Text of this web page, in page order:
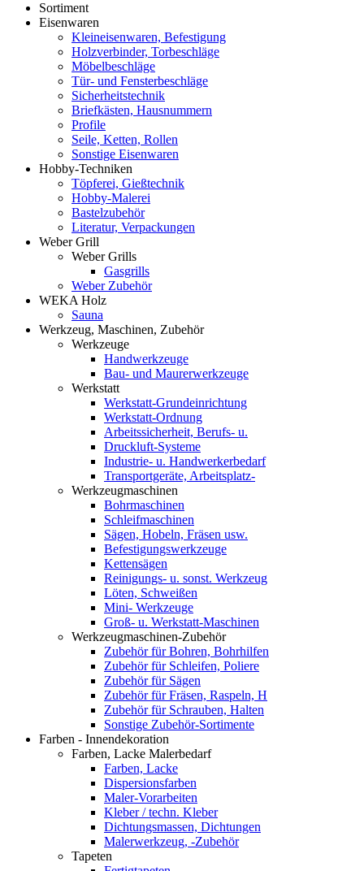
Sortiment
Eisenwaren
Kleineisenwaren, Befestigung
Holzverbinder, Torbeschläge
Möbelbeschläge
Tür- und Fensterbeschläge
Sicherheitstechnik
Briefkästen, Hausnummern
Profile
Seile, Ketten, Rollen
Sonstige Eisenwaren
Hobby-Techniken
Töpferei, Gießtechnik
Hobby-Malerei
Bastelzubehör
Literatur, Verpackungen
Weber Grill
Weber Grills
Gasgrills
Weber Zubehör
WEKA Holz
Sauna
Werkzeug, Maschinen, Zubehör
Werkzeuge
Handwerkzeuge
Bau- und Maurerwerkzeuge
Werkstatt
Werkstatt-Grundeinrichtung
Werkstatt-Ordnung
Arbeitssicherheit, Berufs- u.
Druckluft-Systeme
Industrie- u. Handwerkerbedarf
Transportgeräte, Arbeitsplatz-
Werkzeugmaschinen
Bohrmaschinen
Schleifmaschinen
Sägen, Hobeln, Fräsen usw.
Befestigungswerkzeuge
Kettensägen
Reinigungs- u. sonst. Werkzeug
Löten, Schweißen
Mini- Werkzeuge
Groß- u. Werkstatt-Maschinen
Werkzeugmaschinen-Zubehör
Zubehör für Bohren, Bohrhilfen
Zubehör für Schleifen, Poliere
Zubehör für Sägen
Zubehör für Fräsen, Raspeln, H
Zubehör für Schrauben, Halten
Sonstige Zubehör-Sortimente
Farben - Innendekoration
Farben, Lacke Malerbedarf
Farben, Lacke
Dispersionsfarben
Maler-Vorarbeiten
Kleber / techn. Kleber
Dichtungsmassen, Dichtungen
Malerwerkzeug, -Zubehör
Tapeten